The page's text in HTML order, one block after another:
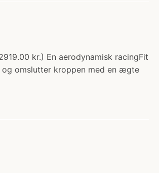
kr.) En aerodynamisk racingFit
omslutter kroppen med en ægte